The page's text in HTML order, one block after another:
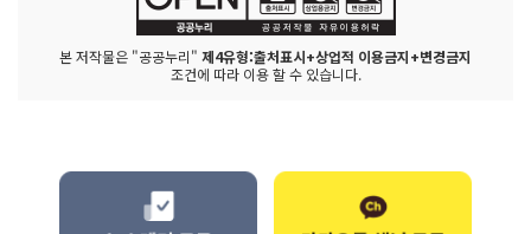
본 저작물은 "공공누리" 제4유형:출처표시+상업적 이용금지+변경금지
조건에 따라 이용 할 수 있습니다.